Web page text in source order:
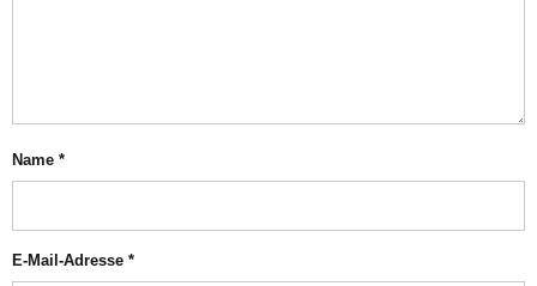
Name *
E-Mail-Adresse *